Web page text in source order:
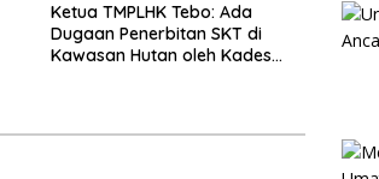
Ketua TMPLHK Tebo: Ada
Dugaan Penerbitan SKT di
Kawasan Hutan oleh Kades